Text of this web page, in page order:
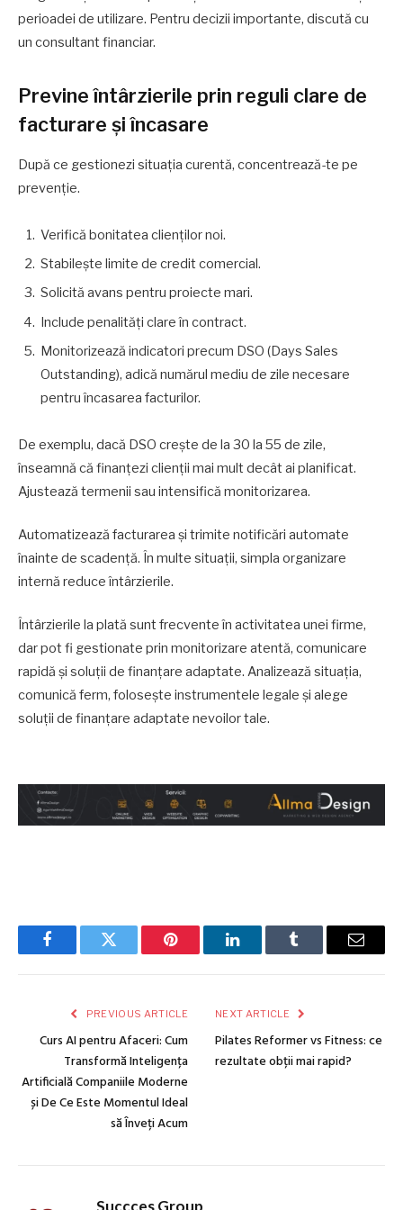
perioadei de utilizare. Pentru decizii importante, discută cu
un consultant financiar.
Previne întârzierile prin reguli clare de
facturare și încasare
După ce gestionezi situația curentă, concentrează-te pe
prevenție.
Verifică bonitatea clienților noi.
Stabilește limite de credit comercial.
Solicită avans pentru proiecte mari.
Include penalități clare în contract.
Monitorizează indicatori precum DSO (Days Sales
Outstanding), adică numărul mediu de zile necesare
pentru încasarea facturilor.
De exemplu, dacă DSO crește de la 30 la 55 de zile,
înseamnă că finanțezi clienții mai mult decât ai planificat.
Ajustează termenii sau intensifică monitorizarea.
Automatizează facturarea și trimite notificări automate
înainte de scadență. În multe situații, simpla organizare
internă reduce întârzierile.
Întârzierile la plată sunt frecvente în activitatea unei firme,
dar pot fi gestionate prin monitorizare atentă, comunicare
rapidă și soluții de finanțare adaptate. Analizează situația,
comunică ferm, folosește instrumentele legale și alege
soluții de finanțare adaptate nevoilor tale.
FacebookTwitter Pinterest LinkedInTumblr Email
PREVIOUS ARTICLE
Curs AI pentru Afaceri: Cum
Transformă Inteligența
Artificială Companiile Moderne
și De Ce Este Momentul Ideal
să Înveți Acum
NEXT ARTICLE
Pilates Reformer vs Fitness: ce
rezultate obții mai rapid?
Succces Group